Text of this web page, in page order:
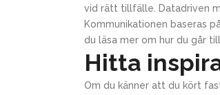
vid rätt tillfälle. Datadriven
Kommunikationen baseras
du läsa mer om hur du går
Hitta
Om du känner att du kört